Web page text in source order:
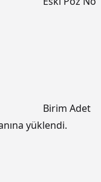
yüklendi.
Birim Adet